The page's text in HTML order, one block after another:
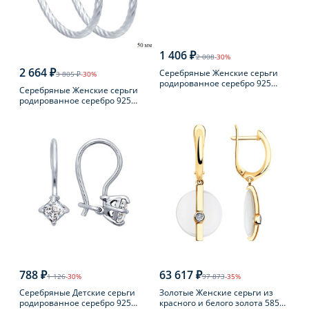
2 664 ₽3 805 ₽-30%
Серебряные Женские серьги
родированное серебро 925
1 406 ₽2 008-30%
Серебряные Женские серьги
родированное серебро 925
788 ₽1 126-30%
Серебряные Детские серьги
родированное серебро 925
63 617 ₽97 873-35%
Золотые Женские серьги из
красного и белого золота 585